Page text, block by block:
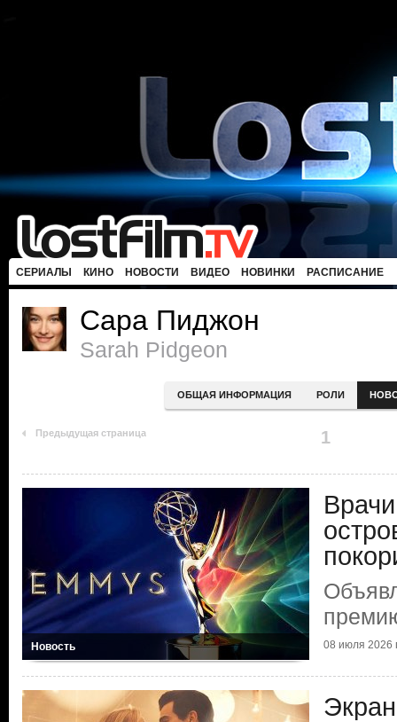
СЕРИАЛЫ КИНО НОВОСТИ ВИДЕО НОВИНКИ РАСПИСАНИЕ
Сара Пиджон
Sarah Pidgeon
ОБЩАЯ ИНФОРМАЦИЯ РОЛИ
Предыдущая страница 1
Новость 08 июля 2026